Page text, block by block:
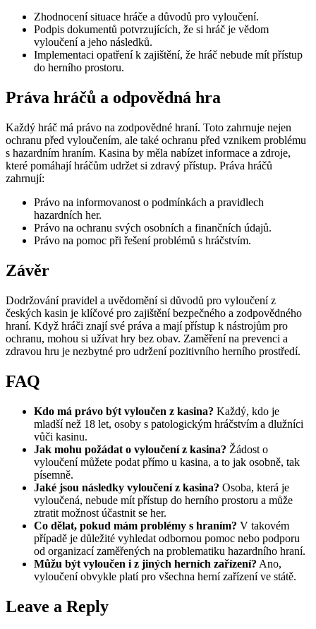
Zhodnocení situace hráče a důvodů pro vyloučení.
Podpis dokumentů potvrzujících, že si hráč je vědom
vyloučení a jeho následků.
Implementaci opatření k zajištění, že hráč nebude mít přístup
do herního prostoru.
Práva hráčů a odpovědná hra
Každý hráč má právo na zodpovědné hraní. Toto zahrnuje nejen
ochranu před vyloučením, ale také ochranu před vznikem problému
s hazardním hraním. Kasina by měla nabízet informace a zdroje,
které pomáhají hráčům udržet si zdravý přístup. Práva hráčů
zahrnují:
Právo na informovanost o podmínkách a pravidlech
hazardních her.
Právo na ochranu svých osobních a finančních údajů.
Právo na pomoc při řešení problémů s hráčstvím.
Závěr
Dodržování pravidel a uvědomění si důvodů pro vyloučení z
českých kasin je klíčové pro zajištění bezpečného a zodpovědného
hraní. Když hráči znají své práva a mají přístup k nástrojům pro
ochranu, mohou si užívat hry bez obav. Zaměření na prevenci a
zdravou hru je nezbytné pro udržení pozitivního herního prostředí.
FAQ
Kdo má právo být vyloučen z kasina? Každý, kdo je
mladší než 18 let, osoby s patologickým hráčstvím a dlužníci
vůči kasinu.
Jak mohu požádat o vyloučení z kasina? Žádost o
vyloučení můžete podat přímo u kasina, a to jak osobně, tak
písemně.
Jaké jsou následky vyloučení z kasina? Osoba, která je
vyloučená, nebude mít přístup do herního prostoru a může
ztratit možnost účastnit se her.
Co dělat, pokud mám problémy s hraním? V takovém
případě je důležité vyhledat odbornou pomoc nebo podporu
od organizací zaměřených na problematiku hazardního hraní.
Můžu být vyloučen i z jiných herních zařízení? Ano,
vyloučení obvykle platí pro všechna herní zařízení ve státě.
Leave a Reply